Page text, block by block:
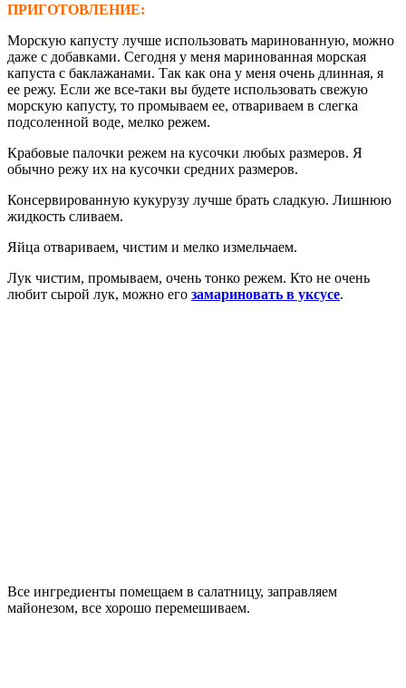
ПРИГОТОВЛЕНИЕ:
Морскую капусту лучше использовать маринованную, можно
даже с добавками. Сегодня у меня маринованная морская
капуста с баклажанами. Так как она у меня очень длинная, я
ее режу. Если же все-таки вы будете использовать свежую
морскую капусту, то промываем ее, отвариваем в слегка
подсоленной воде, мелко режем.
Крабовые палочки режем на кусочки любых размеров. Я
обычно режу их на кусочки средних размеров.
Консервированную кукурузу лучше брать сладкую. Лишнюю
жидкость сливаем.
Яйца отвариваем, чистим и мелко измельчаем.
Лук чистим, промываем, очень тонко режем. Кто не очень
любит сырой лук, можно его замариновать в уксусе.
Все ингредиенты помещаем в салатницу, заправляем
майонезом, все хорошо перемешиваем.